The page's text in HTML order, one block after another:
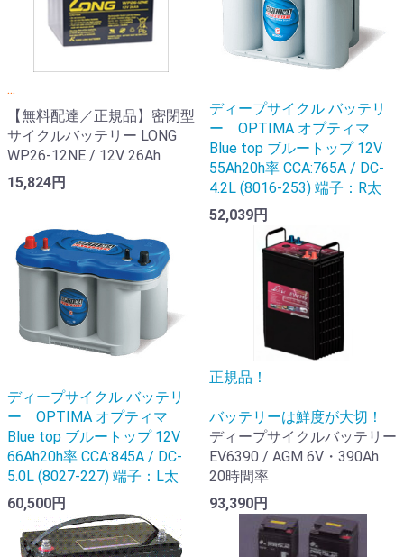
...
【無料配達／正規品】密閉型
サイクルバッテリー LONG
WP26-12NE / 12V 26Ah
15,824円
ディープサイクル バッテリ
ー OPTIMA オプティマ
Blue top ブルートップ 12V
55Ah20h率 CCA:765A / DC-
4.2L (8016-253) 端子：R太
52,039円
ディープサイクル バッテリ
ー OPTIMA オプティマ
Blue top ブルートップ 12V
66Ah20h率 CCA:845A / DC-
5.0L (8027-227) 端子：L太
60,500円
正規品！
バッテリーは鮮度が大切！
ディープサイクルバッテリー
EV6390 / AGM 6V・390Ah
20時間率
93,390円